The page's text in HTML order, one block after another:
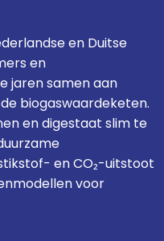
en Duitse
en
jaren samen aan
biogaswaardeketen.
en digestaat slim te
en CO₂-uitstoot
voor